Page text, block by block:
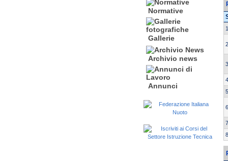
Normative
Gallerie
Archivio news
Annunci